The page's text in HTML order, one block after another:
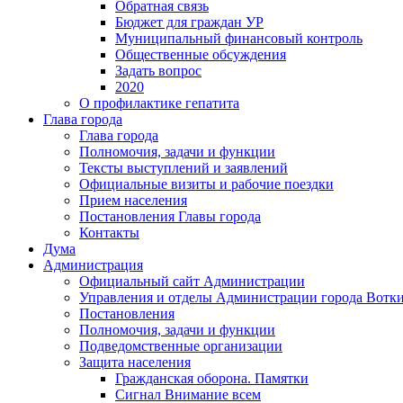
Обратная связь
Бюджет для граждан УР
Муниципальный финансовый контроль
Общественные обсуждения
Задать вопрос
2020
О профилактике гепатита
Глава города
Глава города
Полномочия, задачи и функции
Тексты выступлений и заявлений
Официальные визиты и рабочие поездки
Прием населения
Постановления Главы города
Контакты
Дума
Администрация
Официальный сайт Администрации
Управления и отделы Администрации города
Постановления
Полномочия, задачи и функции
Подведомственные организации
Защита населения
Гражданская оборона. Памятки
Сигнал Внимание всем